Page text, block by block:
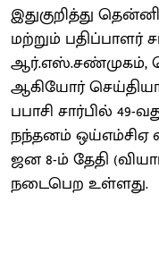
இதுகுறித்து
மற்றும் பதிப்பாளர்
ஆர்.எஸ்.சண்முகம்,
ஆகியோர்
பபாசி சார்பில்
நந்தனம் ஒய்எம்சிஏ
ஜன 8-ம் தேதி
நடைபெற உள்ளது.